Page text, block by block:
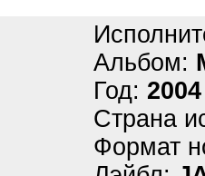
Альбом:
Год: 2004
Страна
Формат